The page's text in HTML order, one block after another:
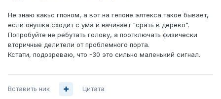
Не знаю какьс гпоном, а вот на гепоне элтекса такое бывает,
если онушка сходит с ума и начинает "срать в дерево".
Попробуйте не ребутать голову, а поотключать физически
вторичные делители от проблемного порта.
Кстати, подозреваю, что -30 это сильно маленький сигнал.
Вставить ник Цитата